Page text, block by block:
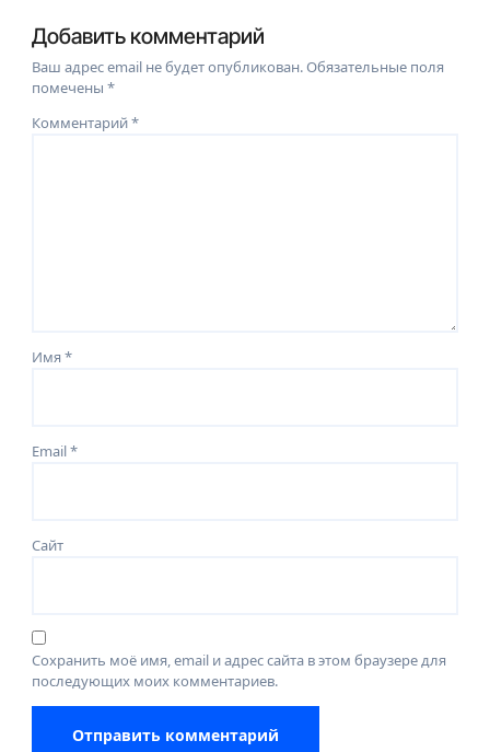
Добавить комментарий
Ваш адрес email не будет опубликован.Обязательные поля
помечены*
Комментарий*
Имя*
Email*
Сайт
Сохранить моё имя, email и адрес сайта в этом браузере для
последующих моих комментариев.